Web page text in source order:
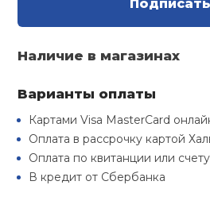
игры
комплексы и
стенки
сувениры
Наличие в магазинах
Варианты оплаты
Картами Visa MasterCard
Оплата в рассрочку картой
Оплата по квитанции или
В кредит от Сбербанка